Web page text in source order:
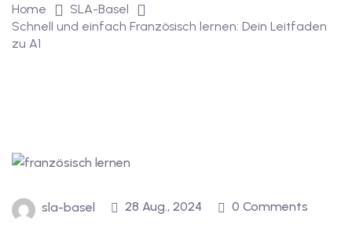
B1
Deutsch B2
Home
SLA-Basel
Schnell und einfach Französisch lernen: Dein Leitfaden
zu A1
sla-basel 28 Aug., 2024 0 Comments